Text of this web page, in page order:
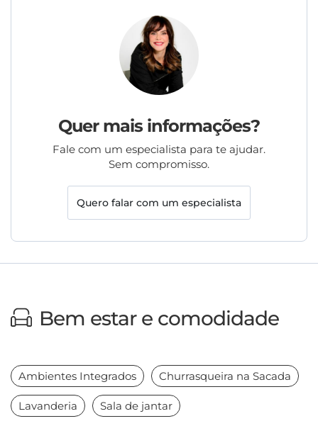
Quer mais informações?
Fale com um especialista para te ajudar.
Sem compromisso.
Quero falar com um especialista
Bem estar e comodidade
Ambientes Integrados Churrasqueira na Sacada
Lavanderia Sala de jantar